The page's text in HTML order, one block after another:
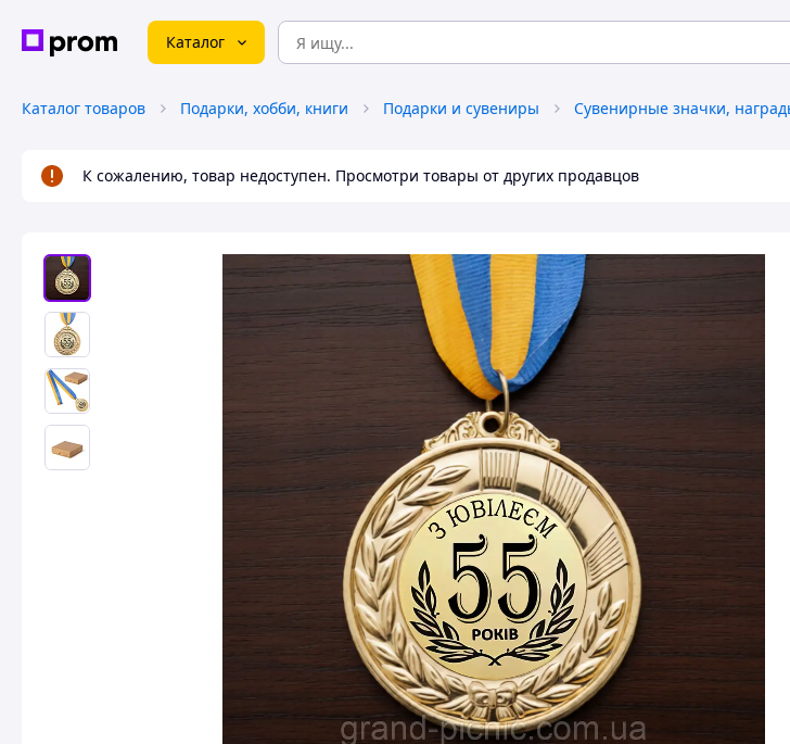
Каталог
Каталог товаров Подарки, хобби, книги Подарки и сувениры Сувенирные значки,
К сожалению, товар недоступен. Просмотри товары от других продавцов